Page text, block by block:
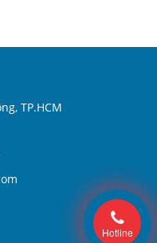
TP.HCM
Hotline